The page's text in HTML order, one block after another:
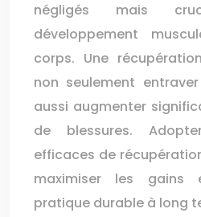
négligés mais
développement
corps. Une
non seulement
aussi augmenter
de blessures.
efficaces de
maximiser les gains
pratique durable à long